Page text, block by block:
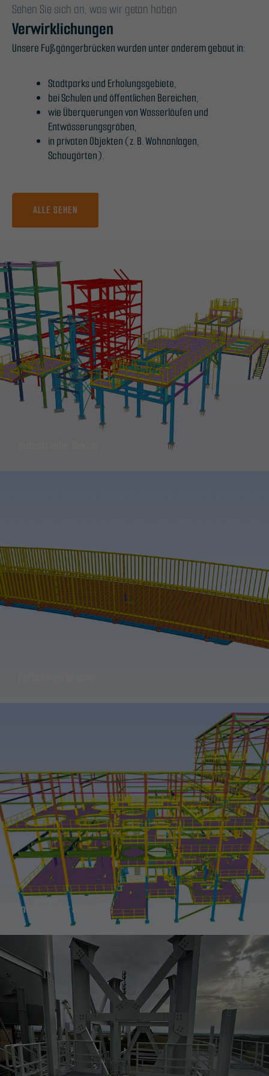
Sehen Sie sich an, was wir getan haben
Verwirklichungen
Unsere Fußgängerbrücken wurden unter anderem gebaut in:
Stadtparks und Erholungsgebiete,
bei Schulen und öffentlichen Bereichen,
wie Überquerungen von Wasserläufen und
Entwässerungsgräben,
in privaten Objekten (z. B. Wohnanlagen,
Schaugärten).
ALLE SEHEN
Industrieller Sektor
Erforderlich
Diese
funktioniert.
Funktionalität
Erleben
Sie
Damit
unsere
Website
während
Ihres
Besuchs so
gut wie
möglich
funktioniert.
Wenn Sie
diese
Cookies
ablehnen,
werden
einige
Funktionen
auf der